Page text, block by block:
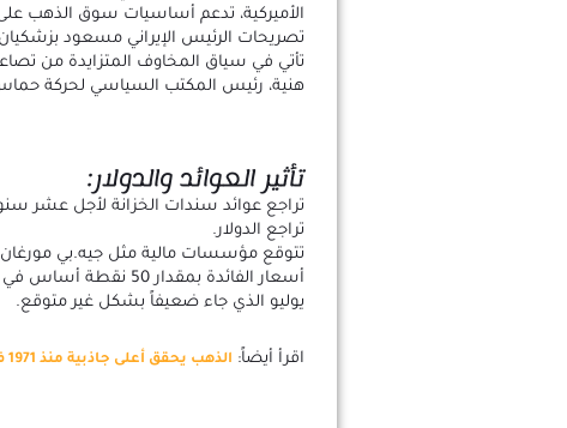
الأميركية، تدعم أساسيات سوق الذهب
تصريحات الرئيس الإيراني مسعود
تأتي في سياق المخاوف المتزايدة من
هنية، رئيس المكتب السياسي لحركة
تأثير العوائد والدولار:
تراجع عوائد سندات الخزانة لأجل عشر
تراجع الدولار.
تتوقع مؤسسات مالية مثل جيه.بي
أسعار الفائدة بمقدار
يوليو الذي جاء ضعيفاً بشكل غير متوقع.
اقرأ أيضاً: الذهب يحقق أعلى جاذبية منذ 1971 في ظل التهديدات الاقتصادية